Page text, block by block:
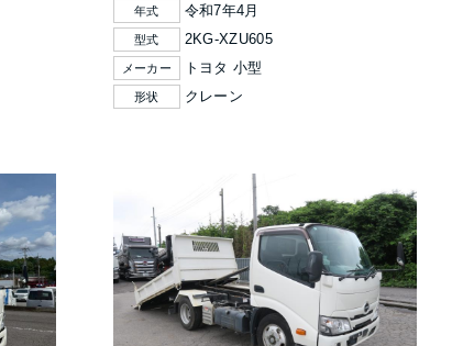
年式 令和7年4月
型式 2KG-XZU605
メーカー トヨタ 小型
形状 クレーン